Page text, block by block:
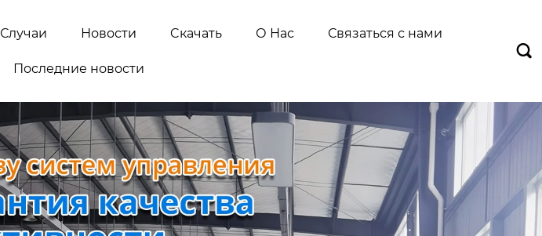
Случаи Новости Cкачать О Нас Связаться с нами
Последние новости
